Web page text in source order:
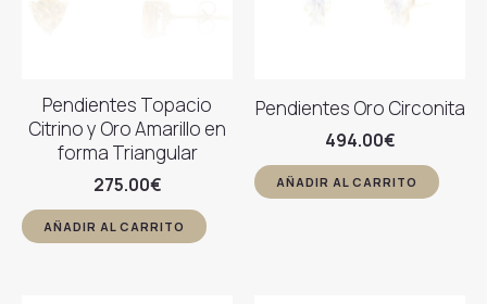
Pendientes Topacio
Citrino y Oro Amarillo en
forma Triangular
275.00€
AÑADIR AL CARRITO
Pendientes Oro Circonita
494.00€
AÑADIR AL CARRITO